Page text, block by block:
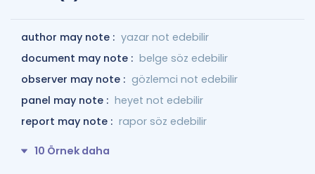
author may note : yazar not edebilir
document may note : belge söz edebilir
observer may note : gözlemci not edebilir
panel may note : heyet not edebilir
report may note : rapor söz edebilir
10 Örnek daha